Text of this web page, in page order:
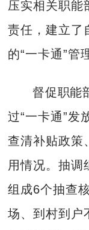
压实相关职能
责任，建立了
的“一卡通”管
督促职能
过“一卡通”发
查清补贴政策
用情况。抽调
组成6个抽查
场、到村到户